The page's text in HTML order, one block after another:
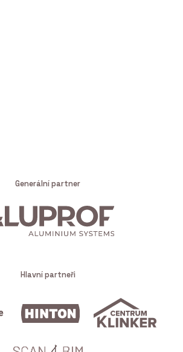
Generální partner
Hlavní partneři